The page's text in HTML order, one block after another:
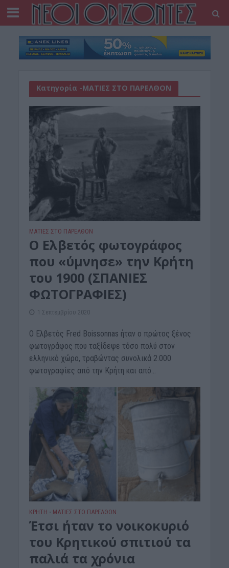
Κατηγορία -ΜΑΤΙΕΣ ΣΤΟ ΠΑΡΕΛΘΟΝ
ΜΑΤΙΕΣ ΣΤΟ ΠΑΡΕΛΘΟΝ
Ο Ελβετός φωτογράφος
που «ύμνησε» την Κρήτη
του 1900 (ΣΠΑΝΙΕΣ
ΦΩΤΟΓΡΑΦΙΕΣ)
1 Σεπτεμβρίου 2020
Ο Ελβετός Fred Boissonnas ήταν ο πρώτος ξένος
φωτογράφος που ταξίδεψε τόσο πολύ στον
ελληνικό χώρο, τραβώντας συνολικά 2.000
φωτογραφίες από την Κρήτη και από...
ΚΡΗΤΗ • ΜΑΤΙΕΣ ΣΤΟ ΠΑΡΕΛΘΟΝ
Έτσι ήταν το νοικοκυριό
του Κρητικού σπιτιού τα
παλιά τα χρόνια